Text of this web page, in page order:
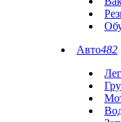
Авто482